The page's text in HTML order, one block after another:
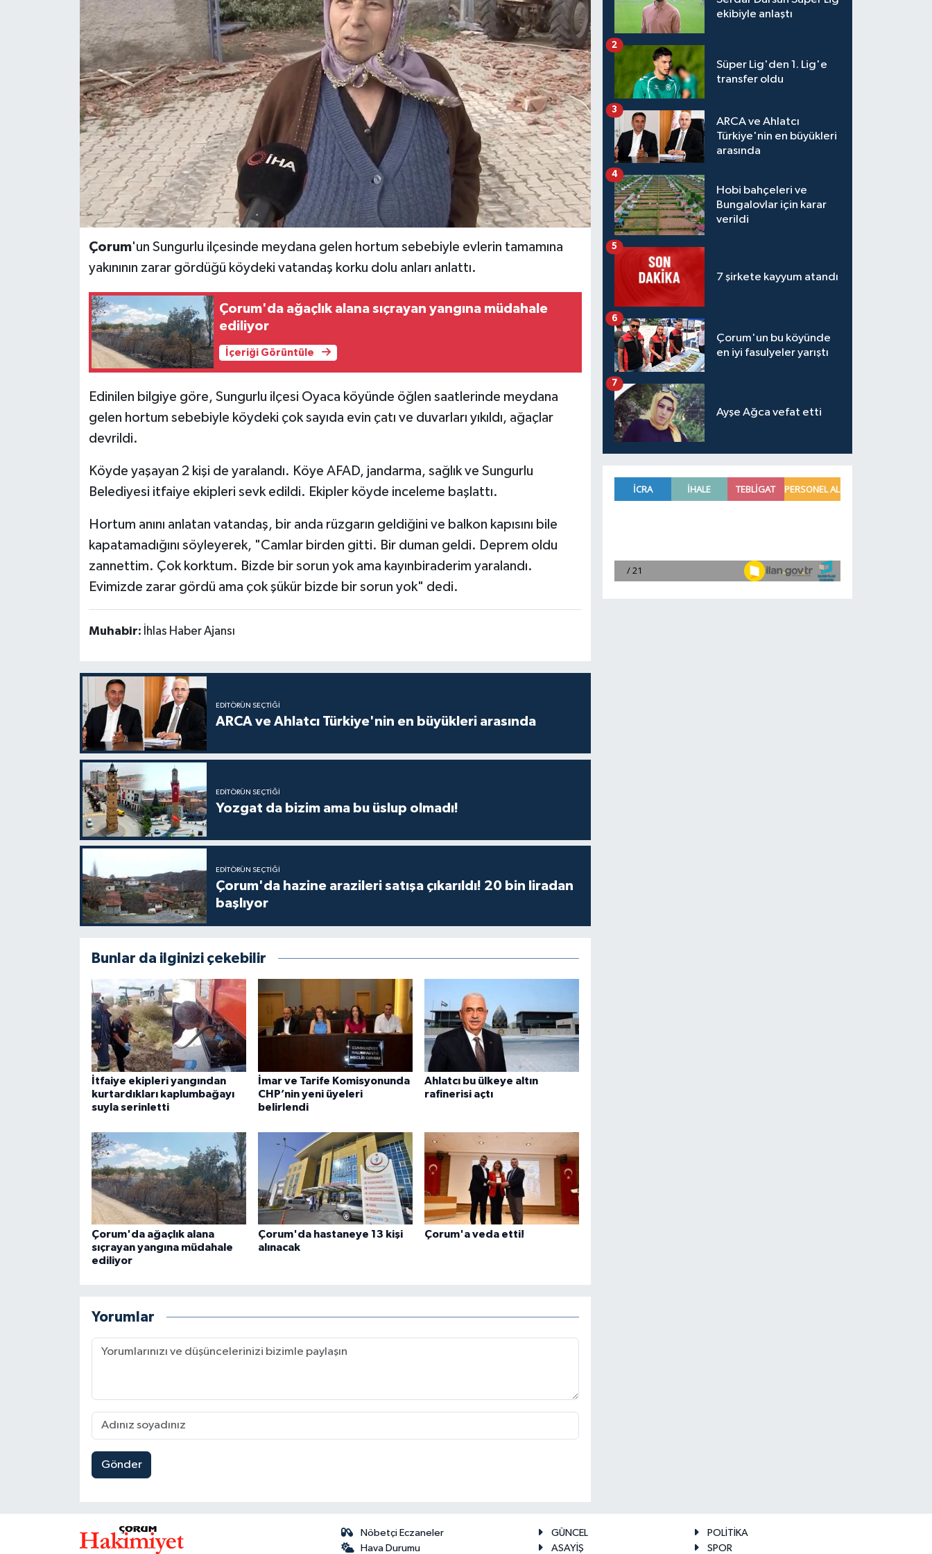
Çorum'un Sungurlu ilçesinde meydana gelen hortum sebebiyle evlerin tamamına
yakınının zarar gördüğü köydeki vatandaş korku dolu anları anlattı.
Çorum'da ağaçlık alana sıçrayan yangına müdahale
ediliyor
İçeriği Görüntüle
Edinilen bilgiye göre, Sungurlu ilçesi Oyaca köyünde öğlen saatlerinde meydana
gelen hortum sebebiyle köydeki çok sayıda evin çatı ve duvarları yıkıldı, ağaçlar
devrildi.
Köyde yaşayan 2 kişi de yaralandı. Köye AFAD, jandarma, sağlık ve Sungurlu
Belediyesi itfaiye ekipleri sevk edildi. Ekipler köyde inceleme başlattı.
Hortum anını anlatan vatandaş, bir anda rüzgarın geldiğini ve balkon kapısını bile
kapatamadığını söyleyerek, "Camlar birden gitti. Bir duman geldi. Deprem oldu
zannettim. Çok korktum. Bizde bir sorun yok ama kayınbiraderim yaralandı.
Evimizde zarar gördü ama çok şükür bizde bir sorun yok" dedi.
Muhabir: İhlas Haber Ajansı
EDITÖRÜN SEÇTIĞI
ARCA ve Ahlatcı Türkiye'nin en büyükleri arasında
EDITÖRÜN SEÇTIĞI
Yozgat da bizim ama bu üslup olmadı!
EDITÖRÜN SEÇTIĞI
Çorum'da hazine arazileri satışa çıkarıldı! 20 bin liradan
başlıyor
Bunlar da ilginizi çekebilir
İtfaiye ekipleri yangından
kurtardıkları kaplumbağayı
suyla serinletti
İmar ve Tarife Komisyonunda
CHP’nin yeni üyeleri
belirlendi
Ahlatcı bu ülkeye altın
rafinerisi açtı
Çorum'da ağaçlık alana
sıçrayan yangına müdahale
ediliyor
Çorum'da hastaneye 13 kişi
alınacak
Çorum'a veda etti!
Yorumlar
Gönder
ekibiyle anlaştı
Süper Lig'den 1. Lig'e
transfer oldu
2
ARCA ve Ahlatcı
Türkiye'nin en büyükleri
arasında
3
Hobi bahçeleri ve
Bungalovlar için karar
verildi
4
7 şirkete kayyum atandı
5
Çorum'un bu köyünde
en iyi fasulyeler yarıştı
6
Ayşe Ağca vefat etti
7
Nöbetçi Eczaneler
Hava Durumu
GÜNCEL
POLİTİKA
ASAYİŞ
SPOR
İLÇELER
OTOPARK
TEKNOLOJİ